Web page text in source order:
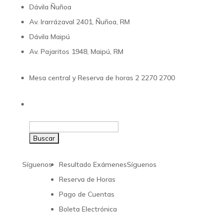
Dávila Ñuñoa
Av. Irarrázaval 2401, Ñuñoa, RM
Dávila Maipú
Av. Pajaritos 1948, Maipú, RM
Mesa central y Reserva de horas 2 2270 2700
Síguenos
Resultado Exámenes
Reserva de Horas
Pago de Cuentas
Boleta Electrónica
Síguenos